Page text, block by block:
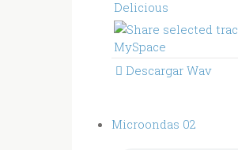
Descargar Wav
Microondas 02